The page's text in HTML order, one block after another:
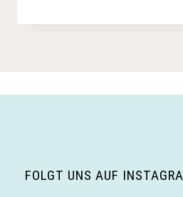
FOLGT UNS AUF